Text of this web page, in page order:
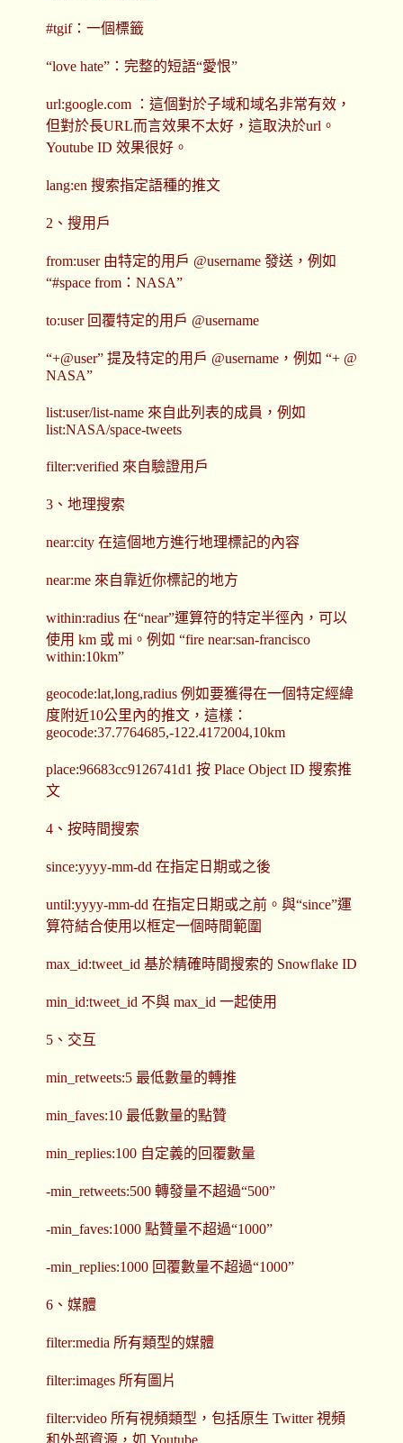
#tgif：一個標籤
“love hate”：完整的短語“愛恨”
url:google.com ：這個對於子域和域名非常有效，
但對於長URL而言效果不太好，這取決於url。
Youtube ID 效果很好。
lang:en 搜索指定語種的推文
2、搜用戶
from:user 由特定的用戶 @username 發送，例如
“#space from：NASA”
to:user 回覆特定的用戶 @username
“+@user” 提及特定的用戶 @username，例如 “+ @
NASA”
list:user/list-name 來自此列表的成員，例如
list:NASA/space-tweets
filter:verified 來自驗證用戶
3、地理搜索
near:city 在這個地方進行地理標記的內容
near:me 來自靠近你標記的地方
within:radius 在“near”運算符的特定半徑內，可以
使用 km 或 mi。例如 “fire near:san-francisco
within:10km”
geocode:lat,long,radius 例如要獲得在一個特定經緯
度附近10公里內的推文，這樣：
geocode:37.7764685,-122.4172004,10km
place:96683cc9126741d1 按 Place Object ID 搜索推
文
4、按時間搜索
since:yyyy-mm-dd 在指定日期或之後
until:yyyy-mm-dd 在指定日期或之前。與“since”運
算符結合使用以框定一個時間範圍
max_id:tweet_id 基於精確時間搜索的 Snowflake ID
min_id:tweet_id 不與 max_id 一起使用
5、交互
min_retweets:5 最低數量的轉推
min_faves:10 最低數量的點贊
min_replies:100 自定義的回覆數量
-min_retweets:500 轉發量不超過“500”
-min_faves:1000 點贊量不超過“1000”
-min_replies:1000 回覆數量不超過“1000”
6、媒體
filter:media 所有類型的媒體
filter:images 所有圖片
filter:video 所有視頻類型，包括原生 Twitter 視頻